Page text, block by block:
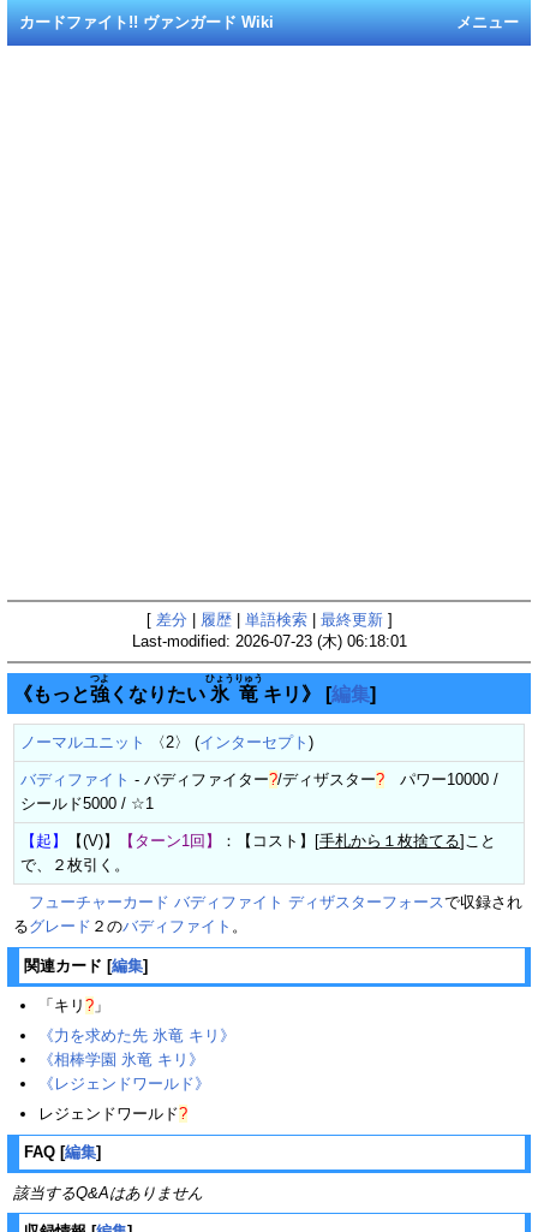
メニュー
カードファイト!! ヴァンガード Wiki
[ 差分 履歴| 単語検索| 最終更新]
Last-modified: 2026-07-23 (木) 06:18:01
《もっと強
つよ
くなりたい 氷
ひょう
竜
りゅう
キリ》 [編集]
ノーマルユニット 〈2〉 (インターセプト )
バディファイト - バディファイター?/ディザスター? パワー10000 /
シールド5000 / ☆1
【起】 【(V)】 【ターン1回】 ：【コスト】[手札から１枚捨てる]こと
で、２枚引く。
フューチャーカード バディファイト ディザスターフォースで収録され
るグレード ２のバディファイト 。
関連カード [編集]
「 キリ ? 」
《力を求めた先 氷竜 キリ》
《相棒学園 氷竜 キリ》
《レジェンドワールド》
レジェンドワールド?
FAQ [編集]
該当するQ&Aはありません